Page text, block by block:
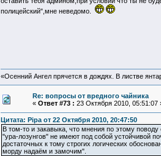
полицейский",мне неведомо.
«Осенний Ангел прячется в дождях. В листве
Re: вопросы от вредного чайника
« Ответ #73 : 23 Октября 2010, 05:51:07
Цитата: Pipa от 22 Октября 2010, 20:47:50
В том-то и закавыка, что мнения по этому
"ура-лозунгов" не имеют под собой устойчивой
достаточных к тому строгих логических
морду надаём и замочим".